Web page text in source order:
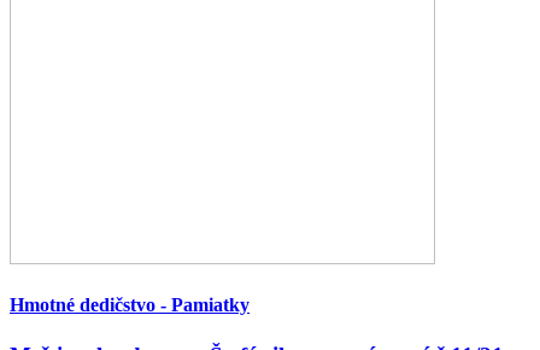
Hmotné dedičstvo - Pamiatky